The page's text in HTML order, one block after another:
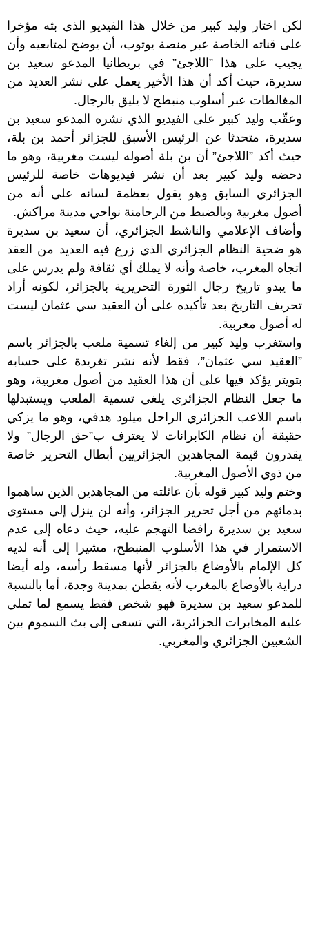
لكن اختار وليد كبير من خلال هذا الفيديو الذي بثه مؤخرا
على قناته الخاصة عبر منصة يوتوب، أن يوضح لمتابعيه وأن
يجيب على هذا ”اللاجئ” في بريطانيا المدعو سعيد بن
سديرة، حيث أكد أن هذا الأخير يعمل على نشر العديد من
المغالطات عبر أسلوب منبطح لا يليق بالرجال.
وعقّب وليد كبير على الفيديو الذي نشره المدعو سعيد بن
سديرة، متحدثا عن الرئيس الأسبق للجزائر أحمد بن بلة،
حيث أكد ”اللاجئ” أن بن بلة أصوله ليست مغربية، وهو ما
دحضه وليد كبير بعد أن نشر فيديوهات خاصة للرئيس
الجزائري السابق وهو يقول بعظمة لسانه على أنه من
أصول مغربية وبالضبط من الرحامنة نواحي مدينة مراكش.
وأضاف الإعلامي والناشط الجزائري، أن سعيد بن سديرة
هو ضحية النظام الجزائري الذي زرع فيه العديد من العقد
اتجاه المغرب، خاصة وأنه لا يملك أي ثقافة ولم يدرس على
ما يبدو تاريخ رجال الثورة التحريرية بالجزائر، لكونه أراد
تحريف التاريخ بعد تأكيده على أن العقيد سي عثمان ليست
له أصول مغربية.
واستغرب وليد كبير من إلغاء تسمية ملعب بالجزائر باسم
”العقيد سي عثمان”، فقط لأنه نشر تغريدة على حسابه
بتويتر يؤكد فيها على أن هذا العقيد من أصول مغربية، وهو
ما جعل النظام الجزائري يلغي تسمية الملعب ويستبدلها
باسم اللاعب الجزائري الراحل ميلود هدفي، وهو ما يزكي
حقيقة أن نظام الكابرانات لا يعترف ب”حق الرجال” ولا
يقدرون قيمة المجاهدين الجزائريين أبطال التحرير خاصة
من ذوي الأصول المغربية.
وختم وليد كبير قوله بأن عائلته من المجاهدين الذين ساهموا
بدمائهم من أجل تحرير الجزائر، وأنه لن ينزل إلى مستوى
سعيد بن سديرة رافضا التهجم عليه، حيث دعاه إلى عدم
الاستمرار في هذا الأسلوب المنبطح، مشيرا إلى أنه لديه
كل الإلمام بالأوضاع بالجزائر لأنها مسقط رأسه، وله أيضا
دراية بالأوضاع بالمغرب لأنه يقطن بمدينة وجدة، أما بالنسبة
للمدعو سعيد بن سديرة فهو شخص فقط يسمع لما تملي
عليه المخابرات الجزائرية، التي تسعى إلى بث السموم بين
الشعبين الجزائري والمغربي.